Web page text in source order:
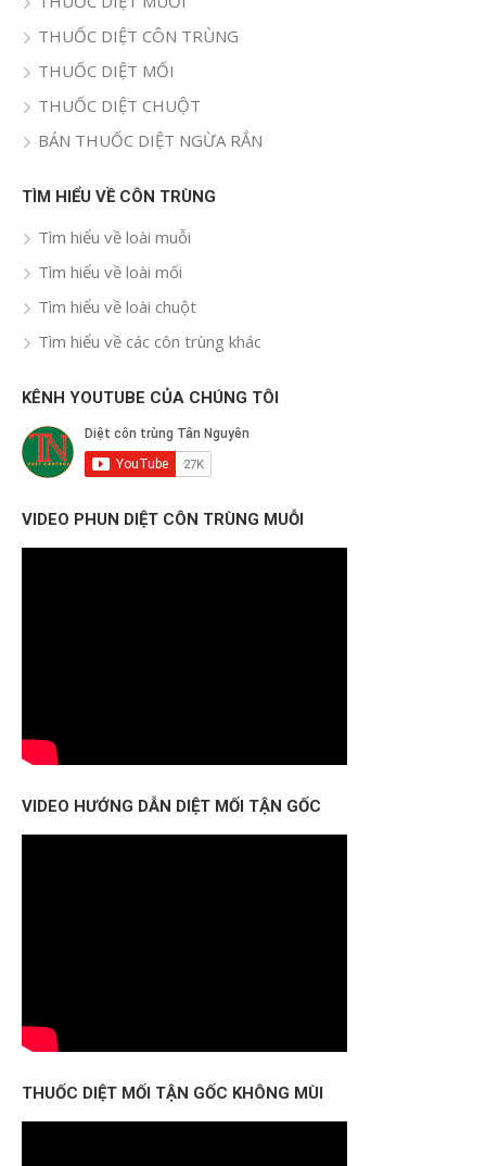
THUỐC DIỆT CÔN TRÙNG
THUỐC DIỆT MỐI
THUỐC DIỆT CHUỘT
BÁN THUỐC DIỆT NGỪA RẮN
TÌM HIỂU VỀ CÔN TRÙNG
Tìm hiểu về loài muỗi
Tìm hiểu về loài mối
Tìm hiểu về loài chuột
Tìm hiểu về các côn trùng khác
KÊNH YOUTUBE CỦA CHÚNG TÔI
VIDEO PHUN DIỆT CÔN TRÙNG MUỖI
VIDEO HƯỚNG DẪN DIỆT MỐI TẬN GỐC
THUỐC DIỆT MỐI TẬN GỐC KHÔNG MÙI